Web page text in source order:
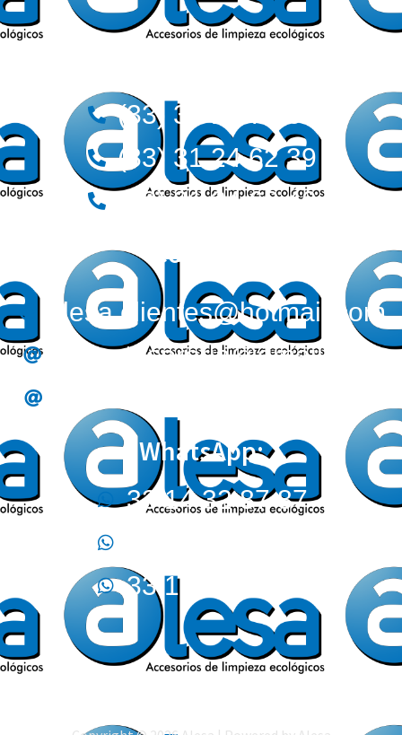
(33) 36 12 72 62
(33) 31 24 62 39
(33) 31 24 62 40
Correos:
alesa.clientes@hotmail.com
alesa.tesoreria@gmail.com
WhatsApp:
33 14 32 87 87
33 17 09 05 70